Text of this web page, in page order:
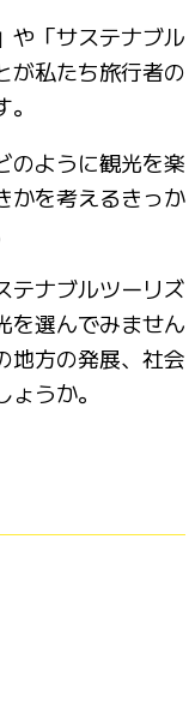
や「サステナブル
が私たち旅行者の
のように観光を楽
かを考えるきっか
テナブルツーリズ
を選んでみません
地方の発展、社会
うか。